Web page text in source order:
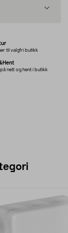
til valgfri butikk
nett og hent i butikk